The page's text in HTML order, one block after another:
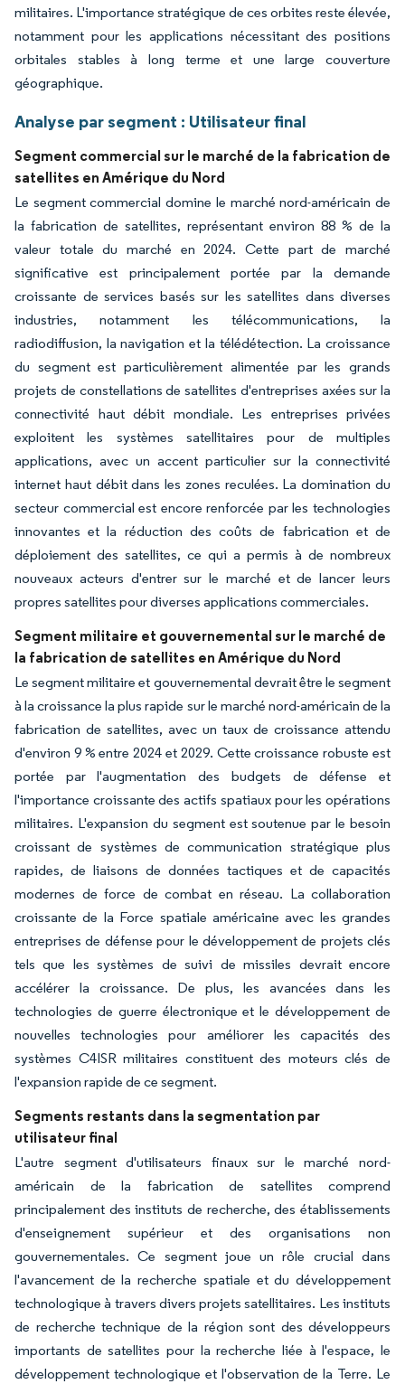
militaires. L'importance stratégique de ces orbites reste élevée,
notamment pour les applications nécessitant des positions
orbitales stables à long terme et une large couverture
géographique.
Analyse par segment : Utilisateur final
Segment commercial sur le marché de la fabrication de
satellites en Amérique du Nord
Le segment commercial domine le marché nord-américain de
la fabrication de satellites, représentant environ 88 % de la
valeur totale du marché en 2024. Cette part de marché
significative est principalement portée par la demande
croissante de services basés sur les satellites dans diverses
industries, notamment les télécommunications, la
radiodiffusion, la navigation et la télédétection. La croissance
du segment est particulièrement alimentée par les grands
projets de constellations de satellites d'entreprises axées sur la
connectivité haut débit mondiale. Les entreprises privées
exploitent les systèmes satellitaires pour de multiples
applications, avec un accent particulier sur la connectivité
internet haut débit dans les zones reculées. La domination du
secteur commercial est encore renforcée par les technologies
innovantes et la réduction des coûts de fabrication et de
déploiement des satellites, ce qui a permis à de nombreux
nouveaux acteurs d'entrer sur le marché et de lancer leurs
propres satellites pour diverses applications commerciales.
Segment militaire et gouvernemental sur le marché de
la fabrication de satellites en Amérique du Nord
Le segment militaire et gouvernemental devrait être le segment
à la croissance la plus rapide sur le marché nord-américain de la
fabrication de satellites, avec un taux de croissance attendu
d'environ 9 % entre 2024 et 2029. Cette croissance robuste est
portée par l'augmentation des budgets de défense et
l'importance croissante des actifs spatiaux pour les opérations
militaires. L'expansion du segment est soutenue par le besoin
croissant de systèmes de communication stratégique plus
rapides, de liaisons de données tactiques et de capacités
modernes de force de combat en réseau. La collaboration
croissante de la Force spatiale américaine avec les grandes
entreprises de défense pour le développement de projets clés
tels que les systèmes de suivi de missiles devrait encore
accélérer la croissance. De plus, les avancées dans les
technologies de guerre électronique et le développement de
nouvelles technologies pour améliorer les capacités des
systèmes C4ISR militaires constituent des moteurs clés de
l'expansion rapide de ce segment.
Segments restants dans la segmentation par
utilisateur final
L'autre segment d'utilisateurs finaux sur le marché nord-
américain de la fabrication de satellites comprend
principalement des instituts de recherche, des établissements
d'enseignement supérieur et des organisations non
gouvernementales. Ce segment joue un rôle crucial dans
l'avancement de la recherche spatiale et du développement
technologique à travers divers projets satellitaires. Les instituts
de recherche technique de la région sont des développeurs
importants de satellites pour la recherche liée à l'espace, le
développement technologique et l'observation de la Terre. Le